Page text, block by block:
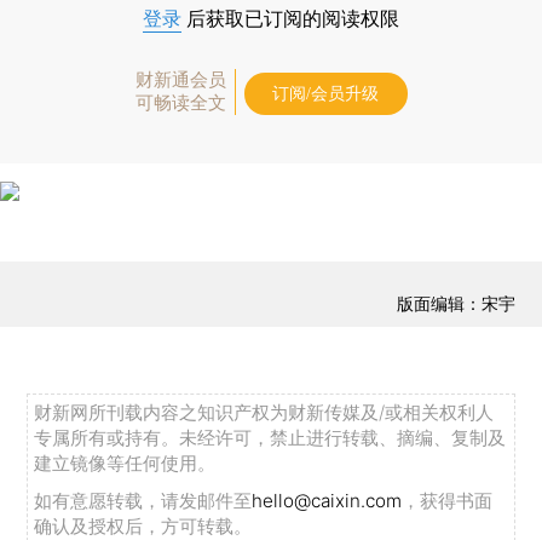
登录 后获取已订阅的阅读权限
财新通会员
可畅读全文
订阅/会员升级
版面编辑：宋宇
财新网所刊载内容之知识产权为财新传媒及/或相关权利人
专属所有或持有。未经许可，禁止进行转载、摘编、复制及
建立镜像等任何使用。
如有意愿转载，请发邮件至hello@caixin.com ，获得书面
确认及授权后，方可转载。